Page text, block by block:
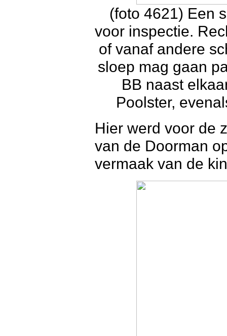
(foto 4621) Een
voor inspectie.
of vanaf andere
sloep mag gaan
BB naast
Poolster,
Hier werd voor de
van de Doorman
vermaak van de